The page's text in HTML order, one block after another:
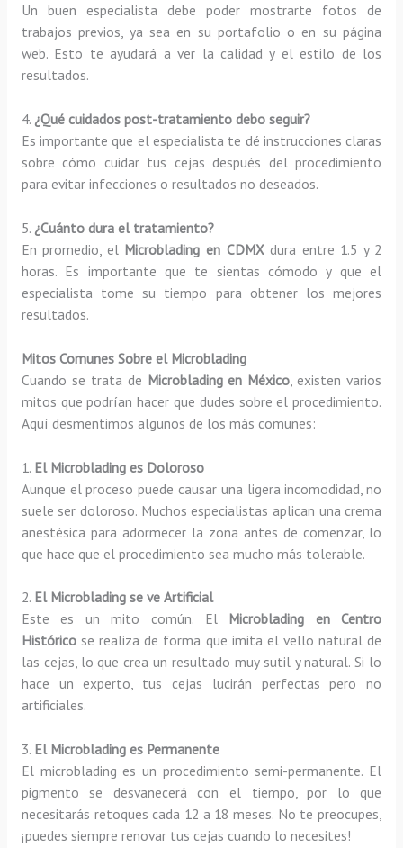
Un buen especialista debe poder mostrarte fotos de
trabajos previos, ya sea en su portafolio o en su página
web. Esto te ayudará a ver la calidad y el estilo de los
resultados.
4. ¿Qué cuidados post-tratamiento debo seguir?
Es importante que el especialista te dé instrucciones claras
sobre cómo cuidar tus cejas después del procedimiento
para evitar infecciones o resultados no deseados.
5. ¿Cuánto dura el tratamiento?
En promedio, el Microblading en CDMXdura entre 1.5 y 2
horas. Es importante que te sientas cómodo y que el
especialista tome su tiempo para obtener los mejores
resultados.
Mitos Comunes Sobre el Microblading
Cuando se trata de Microblading en México , existen varios
mitos que podrían hacer que dudes sobre el procedimiento.
Aquí desmentimos algunos de los más comunes:
1. El Microblading es Doloroso
Aunque el proceso puede causar una ligera incomodidad, no
suele ser doloroso. Muchos especialistas aplican una crema
anestésica para adormecer la zona antes de comenzar, lo
que hace que el procedimiento sea mucho más tolerable.
2. El Microblading se ve Artificial
Este es un mito común. El Microblading en Centro
Históricose realiza de forma que imita el vello natural de
las cejas, lo que crea un resultado muy sutil y natural. Si lo
hace un experto, tus cejas lucirán perfectas pero no
artificiales.
3. El Microblading es Permanente
El microblading es un procedimiento semi-permanente. El
pigmento se desvanecerá con el tiempo, por lo que
necesitarás retoques cada 12 a 18 meses. No te preocupes,
¡puedes siempre renovar tus cejas cuando lo necesites!